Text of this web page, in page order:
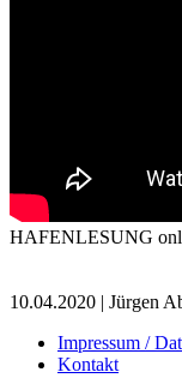
HAFENLESUNG
10.04.2020 | Jürgen
Impressum /
Kontakt